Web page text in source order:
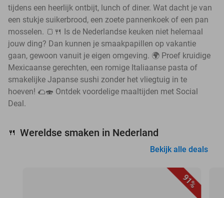
tijdens een heerlijk ontbijt, lunch of diner. Wat dacht je van
een stukje suikerbrood, een zoete pannenkoek of een pan
mosselen. 🍞🍴 Is de Nederlandse keuken niet helemaal
jouw ding? Dan kunnen je smaakpapillen op vakantie
gaan, gewoon vanuit je eigen omgeving. 🌍 Proef kruidige
Mexicaanse gerechten, een romige Italiaanse pasta of
smakelijke Japanse sushi zonder het vliegtuig in te
hoeven! 🌮🍣 Ontdek voordelige maaltijden met Social
Deal.
🍴 Wereldse smaken in Nederland
Bekijk alle deals
91%